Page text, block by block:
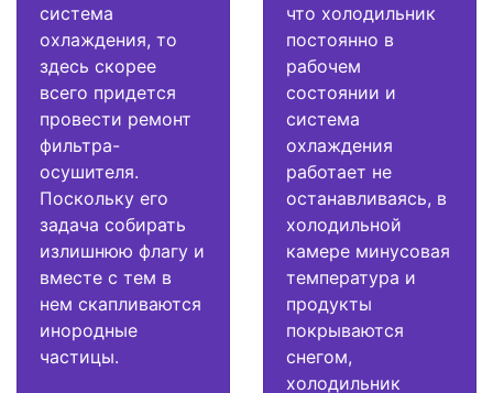
система
охлаждения, то
здесь скорее
всего придется
провести ремонт
фильтра-
осушителя.
Поскольку его
задача собирать
излишнюю флагу и
вместе с тем в
нем скапливаются
инородные
частицы.
что холодильник
постоянно в
рабочем
состоянии и
система
охлаждения
работает не
останавливаясь, в
холодильной
камере минусовая
температура и
продукты
покрываются
снегом,
холодильник